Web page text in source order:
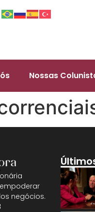
Nossas
negócios.